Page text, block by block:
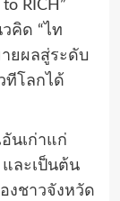
RICH”
คิด “ไท
ยผลสู่ระดับ
ทีโลกได้
นเก่าแก่
ละเป็นต้น
งชาวจังหวัด